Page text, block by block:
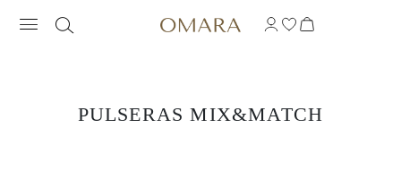
PULSERAS MIX&MATCH